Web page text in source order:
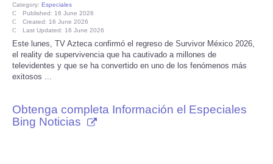
Health
Pets
Politics
Press Releases
Category: Especiales
Published: 16 June 2026
Created: 16 June 2026
Last Updated: 16 June 2026
Este lunes, TV Azteca confirmó el regreso de Survivor México 2026,
el reality de supervivencia que ha cautivado a millones de
televidentes y que se ha convertido en uno de los fenómenos más
exitosos ...
Obtenga completa Información el Especiales
Bing Noticias